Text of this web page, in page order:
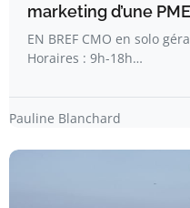
marketing d’une
EN BREF CMO en solo
Horaires : 9h-18h…
Pauline Blanchard